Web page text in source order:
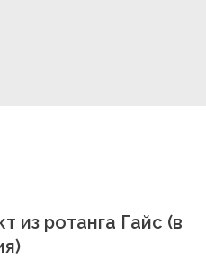
из ротанга Гайс (в